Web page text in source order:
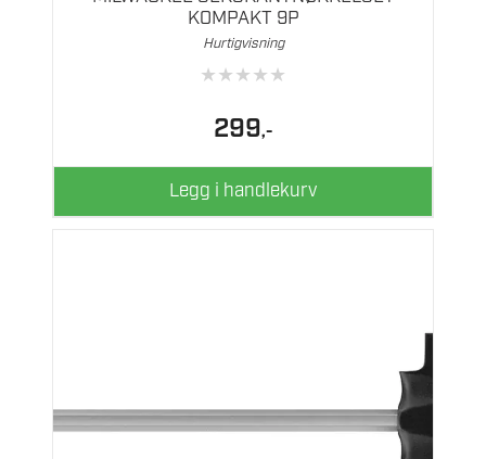
KOMPAKT 9P
Hurtigvisning
★★★★★
299,-
Legg i handlekurv